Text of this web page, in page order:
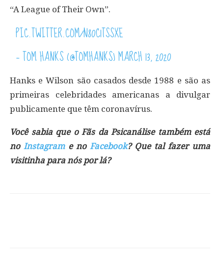
“A League of Their Own”.
PIC.TWITTER.COM/N80C1TSSXE
— TOM HANKS (@TOMHANKS)MARCH 13, 2020
Hanks e Wilson são casados ​​desde 1988 e são as
primeiras celebridades americanas a divulgar
publicamente que têm coronavírus.
Você sabia que o Fãs da Psicanálise também está
no Instagrame no Facebook? Que tal fazer uma
visitinha para nós por lá?